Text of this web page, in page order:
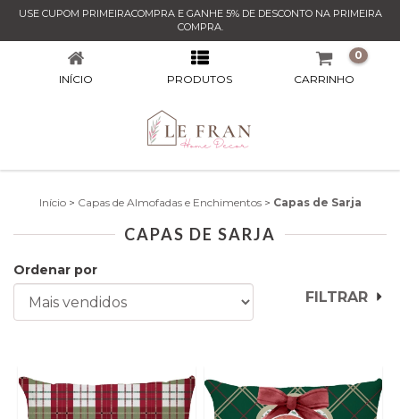
USE CUPOM PRIMEIRACOMPRA E GANHE 5% DE DESCONTO NA PRIMEIRA
COMPRA.
CAPAS DE SARJA
INÍCIO PRODUTOS CARRINHO
0
Início > Capas de Almofadas e Enchimentos > Capas de Sarja
CAPAS DE SARJA
Ordenar por
FILTRAR